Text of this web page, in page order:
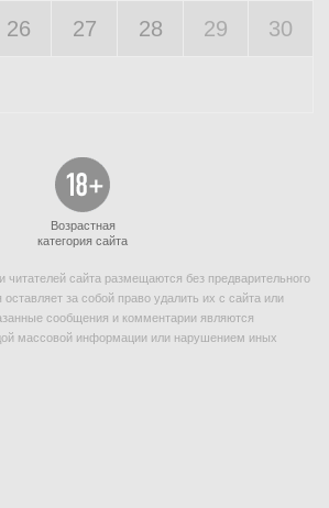
26 27 28 29 30
Возрастная
категория сайта
сайта размещаются без предварительного
за собой право удалить их с сайта или
сообщения и комментарии являются
массовой информации или нарушением иных